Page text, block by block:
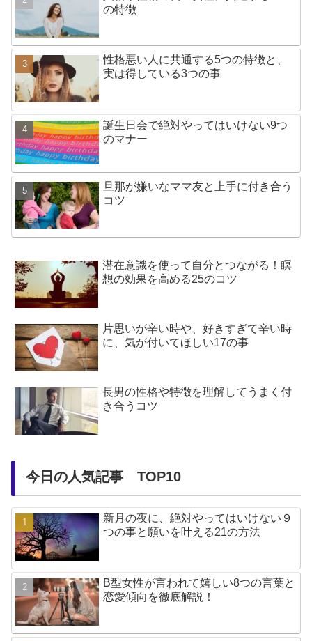
の特徴
性格悪い人に共通する5つの特徴と、
実は得している3つの事
誕生日会で絶対やってはいけない9つ
のマナー
旦那が嫌いなママ友と上手に付き合う
コツ
潜在意識を使って自分とつながる！瞑
想の効果を高める25のコツ
片思いが辛い時や、好きすぎて辛い時
に、気が付いてほしい17の事
長男の性格や特徴を理解してうまく付
き合うコツ
今日の人気記事 TOP10
新月の夜に、絶対やってはいけない９
つの事と願いを叶える21の方法
B型女性が言われて嬉しい8つの言葉と
恋愛傾向を徹底解説！